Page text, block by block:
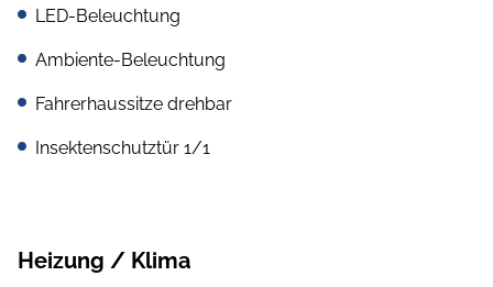
LED-Beleuchtung
Ambiente-Beleuchtung
Fahrerhaussitze drehbar
Insektenschutztür 1/1
Heizung / Klima